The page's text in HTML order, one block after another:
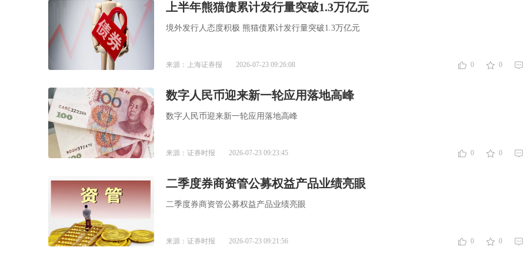
上半年熊猫债累计发行量突破1.3万亿元
境外发行人态度积极 熊猫债累计发行量突破1.3万亿元
来源：上海证券报 2026-07-23 09:26:08 0 0
数字人民币迎来新一轮应用落地高峰
数字人民币迎来新一轮应用落地高峰
来源：证券时报 2026-07-23 09:23:45 0 0
二季度券商资管公募权益产品业绩亮眼
二季度券商资管公募权益产品业绩亮眼
来源：证券时报 2026-07-23 09:21:56 0 0